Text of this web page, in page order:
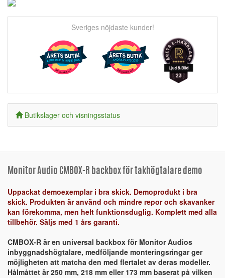
Sveriges nöjdaste kunder!
Butikslager och visningsstatus
Monitor Audio CMBOX-R backbox för takhögtalare demo
Uppackat demoexemplar i bra skick. Demoprodukt i bra
skick. Produkten är använd och mindre repor och skavanker
kan förekomma, men helt funktionsduglig. Komplett med alla
tillbehör. Säljs med 1 års garanti.
CMBOX-R är en universal backbox för Monitor Audios
inbyggnadshögtalare, medföljande monteringsringar ger
möjligheten att matcha den med flertalet av deras modeller.
Hålmåttet är 250 mm, 218 mm eller 173 mm baserat på vilken